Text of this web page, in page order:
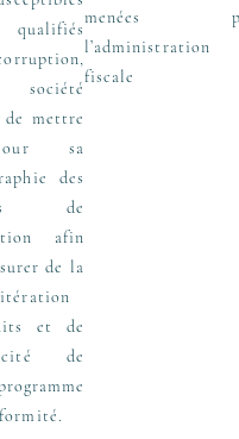
qualifiés
de mettre
sa
des
de
afin
de la
et de
de
menées
l’administration
fiscale